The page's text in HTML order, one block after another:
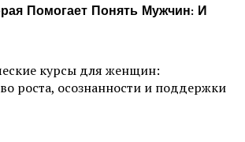
Помогает Понять Мужчин: И
курсы для женщин:
роста, осознанности и поддержки